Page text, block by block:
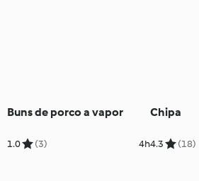
Buns de porco a vapor
1.0 (3) 4h
Chipa
4.3 (18)